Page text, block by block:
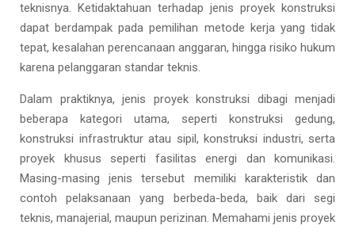
teknisnya. Ketidaktahuan terhadap jenis proyek konstruksi
dapat berdampak pada pemilihan metode kerja yang tidak
tepat, kesalahan perencanaan anggaran, hingga risiko hukum
karena pelanggaran standar teknis.
Dalam praktiknya, jenis proyek konstruksi dibagi menjadi
beberapa kategori utama, seperti konstruksi gedung,
konstruksi infrastruktur atau sipil, konstruksi industri, serta
proyek khusus seperti fasilitas energi dan komunikasi.
Masing-masing jenis tersebut memiliki karakteristik dan
contoh pelaksanaan yang berbeda-beda, baik dari segi
teknis, manajerial, maupun perizinan. Memahami jenis proyek